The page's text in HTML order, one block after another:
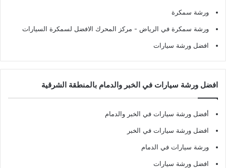
ورشة سمكرة
ورشة سمكرة في الرياض - مركز المحرك الافضل لسمكرة السيارات
افضل ورشة سيارات
افضل ورشة سيارات في الخبر والدمام بالمنطقة الشرقية
أفضل ورشة سيارات في الخبر والدمام
افضل ورشة سيارات في الخبر
ورشة سيارات في الدمام
افضل ورشة سيارات